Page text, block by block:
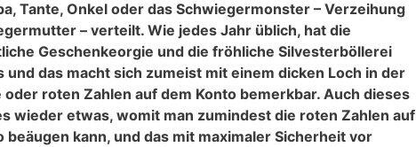
Tante, Onkel oder das Schwiegermonster – Verzeihung
– verteilt. Wie jedes Jahr üblich, hat die
Geschenkeorgie und die fröhliche Silvesterböllerei
und das macht sich zumeist mit einem dicken Loch in der
oder roten Zahlen auf dem Konto bemerkbar. Auch dieses
wieder etwas, womit man zumindest die roten Zahlen auf
beäugen kann, und das mit maximaler Sicherheit vor